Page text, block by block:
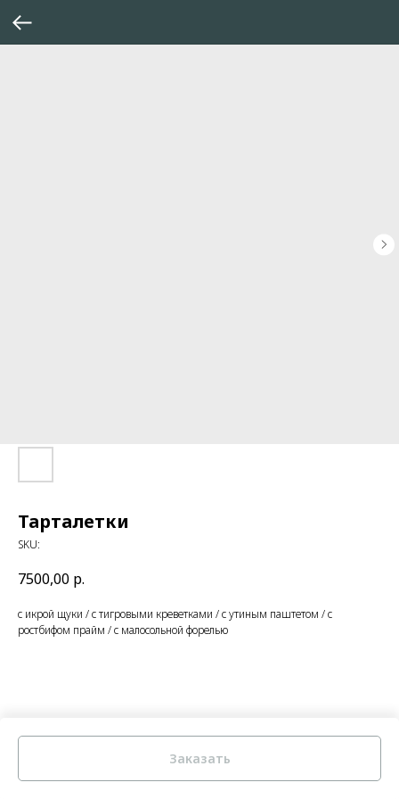
Тарталетки
SKU:
7500,00 р.
Заказать
с икрой щуки / с тигровыми креветками / с утиным паштетом / с
ростбифом прайм / с малосольной форелью